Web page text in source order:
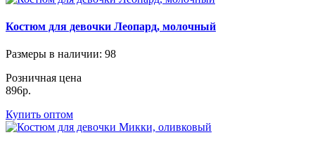
Костюм для девочки Леопард, молочный
Размеры в наличии: 98
Розничная цена
896р.
Купить оптом